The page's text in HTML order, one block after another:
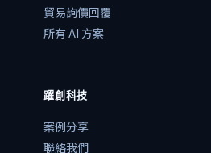
貿易詢價回覆
所有 AI 方案
躍創科技
案例分享
聯絡我們